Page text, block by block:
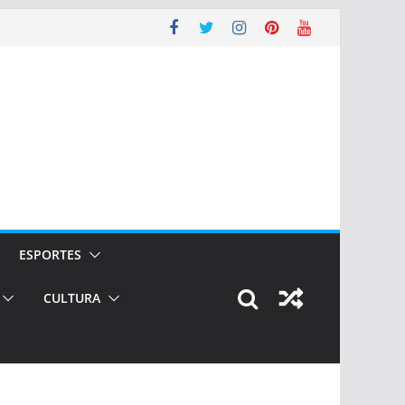
ESPORTES
CULTURA